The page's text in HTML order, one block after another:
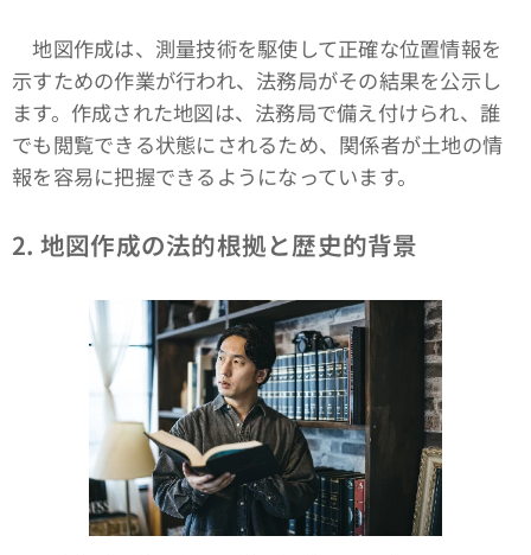
地図作成は、測量技術を駆使して正確な位置情報を
示すための作業が行われ、法務局がその結果を公示し
ます。作成された地図は、法務局で備え付けられ、誰
でも閲覧できる状態にされるため、関係者が土地の情
報を容易に把握できるようになっています。
2. 地図作成の法的根拠と歴史的背景